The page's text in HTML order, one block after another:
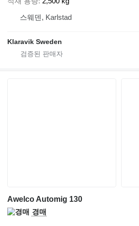
스웨덴, Karlstad
Klaravik Sweden
Awelco Automig 130
경매